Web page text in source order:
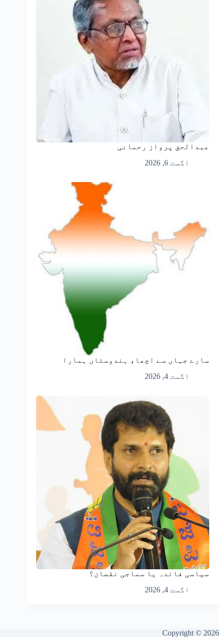
عبدالحق پرواز رحمانی
اگست 6, 2026
سارے جہاں سے اچھا، ہندوستاں ہمارا
اگست 4, 2026
سیاسی فائدہ یا سماجی نقصان؟
اگست 4, 2026
Copyright © 2026